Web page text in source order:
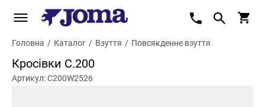
Головна / Каталог / Взуття / Повсякденне взуття
Кросівки C.200
Артикул: C200W2526